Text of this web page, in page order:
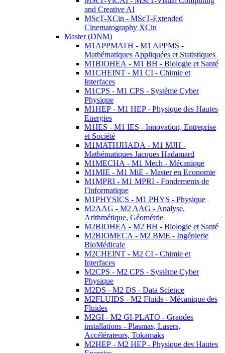
and Creative AI
MScT-XCin - MScT-Extended
Cinematography XCin
Master (DNM)
M1APPMATH - M1 APPMS -
Mathématiques Appliquées et Statistiques
M1BIOHEA - M1 BH - Biologie et Santé
M1CHEINT - M1 CI - Chimie et
Interfaces
M1CPS - M1 CPS - Système Cyber
Physique
M1HEP - M1 HEP - Physique des Hautes
Energies
M1IES - M1 IES - Innovation, Entreprise
et Société
M1MATHJHADA - M1 MJH -
Mathématiques Jacques Hadamard
M1MECHA - M1 Mech - Mécanique
M1MIE - M1 MiE - Master en Economie
M1MPRI - M1 MPRI - Fondements de
l'Informatique
M1PHYSICS - M1 PHYS - Physique
M2AAG - M2 AAG - Analyse,
Arithmétique, Géométrie
M2BIOHEA - M2 BH - Biologie et Santé
M2BIOMECA - M2 BME - Ingénierie
BioMédicale
M2CHEINT - M2 CI - Chimie et
Interfaces
M2CPS - M2 CPS - Système Cyber
Physique
M2DS - M2 DS - Data Science
M2FLUIDS - M2 Fluids - Mécanique des
Fluides
M2GI - M2 GI-PLATO - Grandes
installations - Plasmas, Lasers,
Accélérateurs, Tokamaks
M2HEP - M2 HEP - Physique des Hautes